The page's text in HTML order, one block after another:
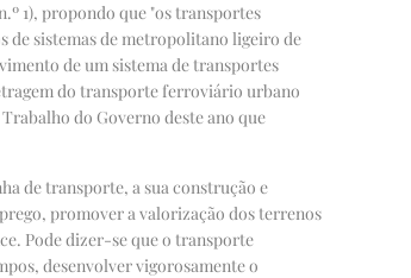
1), propondo que "os transportes
de sistemas de metropolitano ligeiro de
de um sistema de transportes
do transporte ferroviário urbano
do Governo deste ano que
de transporte, a sua construção e
promover a valorização dos terrenos
Pode dizer-se que o transporte
desenvolver vigorosamente o